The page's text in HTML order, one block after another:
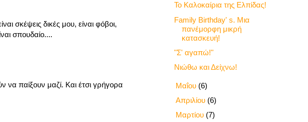
σκέψεις δικές μου, είναι φόβοι,
σπουδαίο....
να παίξουν μαζί. Και έτσι γρήγορα
Το Καλοκαίρια της Ελπίδας!
Family Birthday' s. Μια
πανέμορφη μικρή
κατασκευή!
"Σ' αγαπώ!"
Νιώθω και Δείχνω!
Μαΐου (6)
Απριλίου (6)
Μαρτίου (7)